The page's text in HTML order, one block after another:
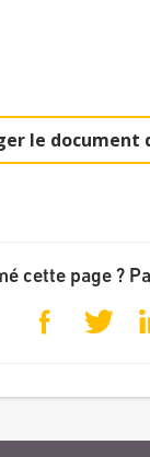
le document
cette page ?